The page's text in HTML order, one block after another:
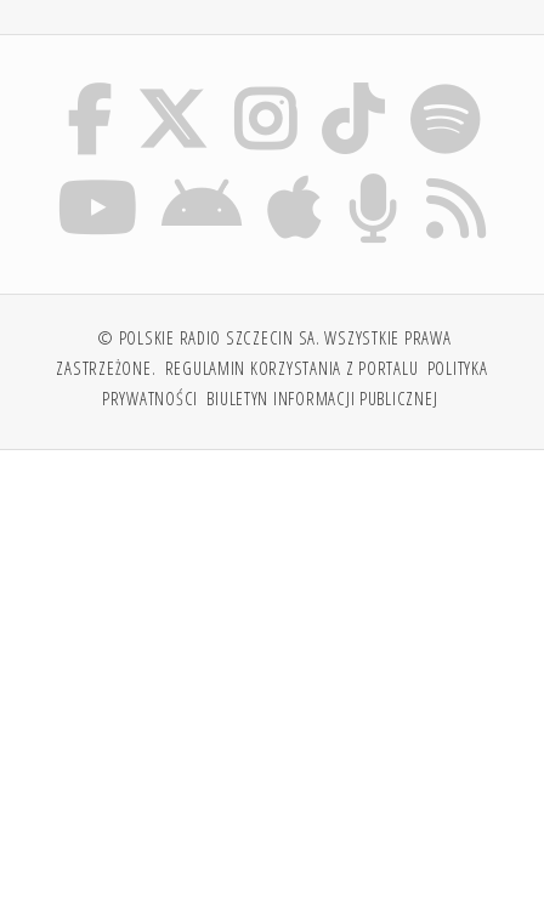
© POLSKIE RADIO SZCZECIN SA. WSZYSTKIE PRAWA
ZASTRZEŻONE. REGULAMIN KORZYSTANIA Z PORTALU POLITYKA
PRYWATNOŚCI BIULETYN INFORMACJI PUBLICZNEJ